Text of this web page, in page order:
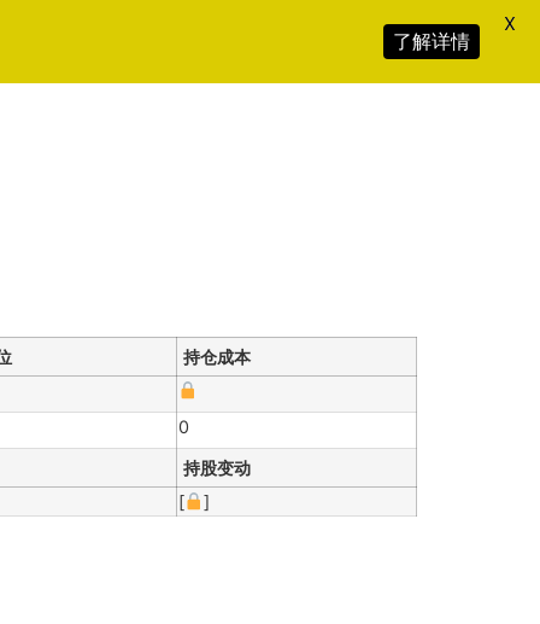
持仓成本
0
持股变动
[
]
了解详情
X